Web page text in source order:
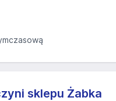
sklepu Żabka